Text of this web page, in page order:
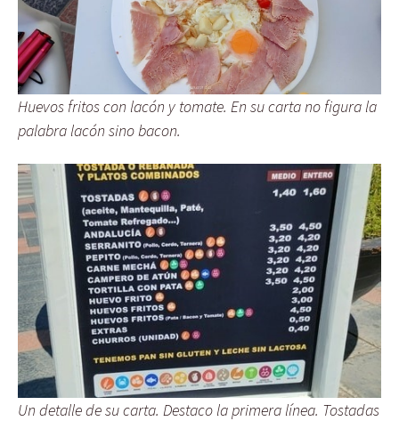
Huevos fritos con lacón y tomate. En su carta no figura la
palabra lacón sino bacon.
Un detalle de su carta. Destaco la primera línea. Tostadas